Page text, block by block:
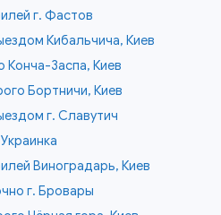
г. Фастов
Кибальчича, Киев
Конча-Заспа, Киев
Бортничи, Киев
г. Славутич
Виноградарь, Киев
г. Бровары